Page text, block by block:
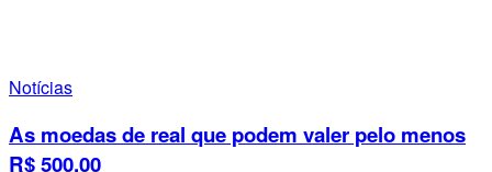
Notícias
As moedas de real que podem valer pelo menos
R$ 500,00